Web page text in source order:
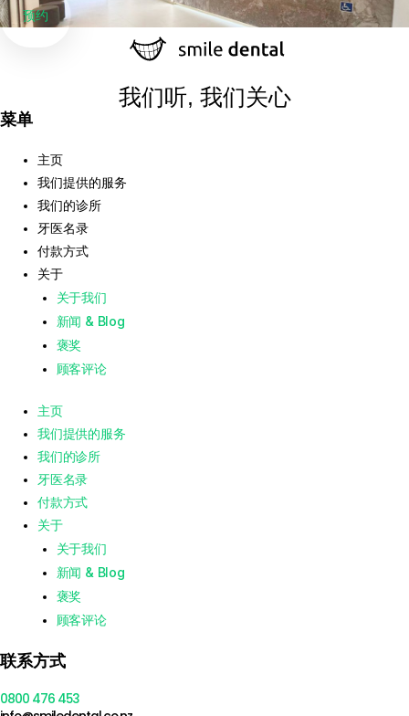
预约
我们听, 我们关心
菜单
主页
我们提供的服务
我们的诊所
牙医名录
付款方式
关于
关于我们
新闻 & Blog
褒奖
顾客评论
主页
我们提供的服务
我们的诊所
牙医名录
付款方式
关于
关于我们
新闻 & Blog
褒奖
顾客评论
联系方式
0800 476 453